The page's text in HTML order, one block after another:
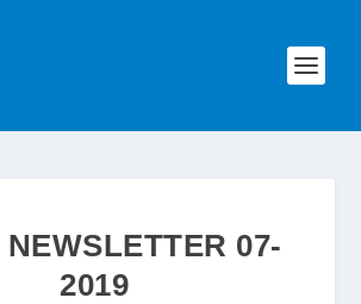
07-
2019